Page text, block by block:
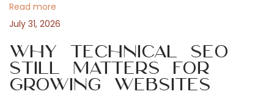
i
g
a
u
n
d
K
u
Read more
July 31, 2026
Why Technical SEO
Still Matters for
Growing Websites